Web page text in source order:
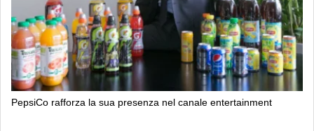
PepsiCo rafforza la sua presenza nel canale entertainment